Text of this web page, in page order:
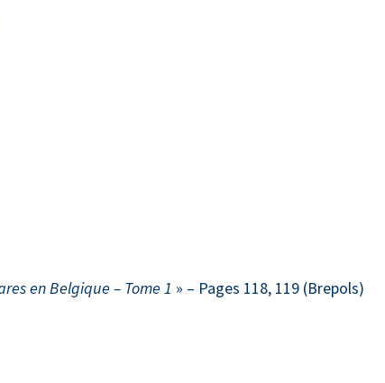
en Belgique – Tome 1 » – Pages 118, 119 (Brepols)